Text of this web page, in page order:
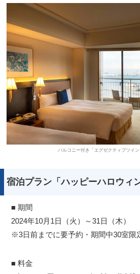
バルコニー付き「エグゼクティブツイン
宿泊プラン「ハッピーハロウィ
■ 期間
2024年10月1日（火）～31日（木）
※3日前までに要予約・期間中30室限
■ 料金